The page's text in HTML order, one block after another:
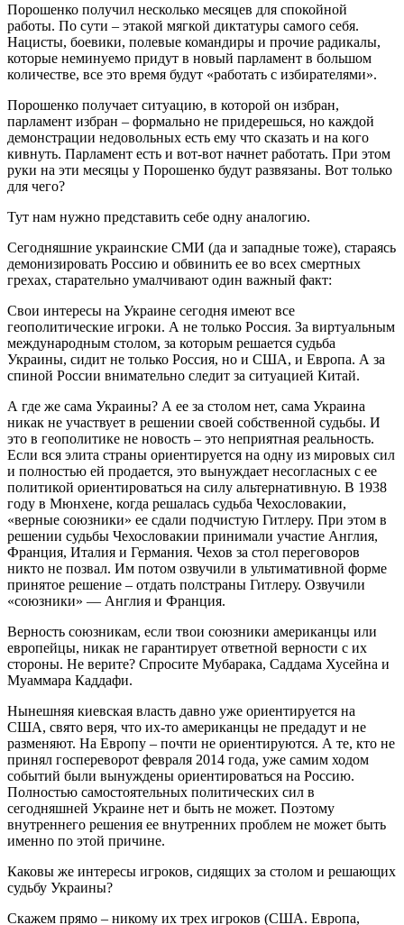
Порошенко получил несколько месяцев для спокойной
работы. По сути – этакой мягкой диктатуры самого себя.
Нацисты, боевики, полевые командиры и прочие радикалы,
которые неминуемо придут в новый парламент в большом
количестве, все это время будут «работать с избирателями».
Порошенко получает ситуацию, в которой он избран,
парламент избран – формально не придерешься, но каждой
демонстрации недовольных есть ему что сказать и на кого
кивнуть. Парламент есть и вот-вот начнет работать. При этом
руки на эти месяцы у Порошенко будут развязаны. Вот только
для чего?
Тут нам нужно представить себе одну аналогию.
Сегодняшние украинские СМИ (да и западные тоже), стараясь
демонизировать Россию и обвинить ее во всех смертных
грехах, старательно умалчивают один важный факт:
Свои интересы на Украине сегодня имеют все
геополитические игроки. А не только Россия. За виртуальным
международным столом, за которым решается судьба
Украины, сидит не только Россия, но и США, и Европа. А за
спиной России внимательно следит за ситуацией Китай.
А где же сама Украины? А ее за столом нет, сама Украина
никак не участвует в решении своей собственной судьбы. И
это в геополитике не новость – это неприятная реальность.
Если вся элита страны ориентируется на одну из мировых сил
и полностью ей продается, это вынуждает несогласных с ее
политикой ориентироваться на силу альтернативную. В 1938
году в Мюнхене, когда решалась судьба Чехословакии,
«верные союзники» ее сдали подчистую Гитлеру. При этом в
решении судьбы Чехословакии принимали участие Англия,
Франция, Италия и Германия. Чехов за стол переговоров
никто не позвал. Им потом озвучили в ультимативной форме
принятое решение – отдать полстраны Гитлеру. Озвучили
«союзники» — Англия и Франция.
Верность союзникам, если твои союзники американцы или
европейцы, никак не гарантирует ответной верности с их
стороны. Не верите? Спросите Мубарака, Саддама Хусейна и
Муаммара Каддафи.
Нынешняя киевская власть давно уже ориентируется на
США, свято веря, что их-то американцы не предадут и не
разменяют. На Европу – почти не ориентируются. А те, кто не
принял госпереворот февраля 2014 года, уже самим ходом
событий были вынуждены ориентироваться на Россию.
Полностью самостоятельных политических сил в
сегодняшней Украине нет и быть не может. Поэтому
внутреннего решения ее внутренних проблем не может быть
именно по этой причине.
Каковы же интересы игроков, сидящих за столом и решающих
судьбу Украины?
Скажем прямо – никому их трех игроков (США. Европа,